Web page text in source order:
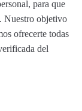
para que
Nuestro objetivo
ofrecerte todas
del